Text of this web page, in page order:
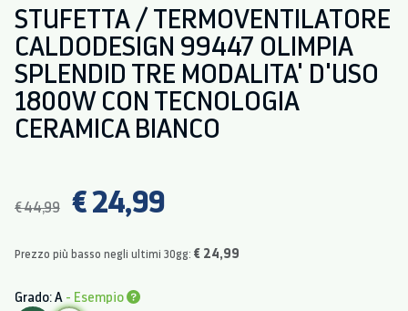
STUFETTA / TERMOVENTILATORE
CALDODESIGN 99447 OLIMPIA
SPLENDID TRE MODALITA' D'USO
1800W CON TECNOLOGIA
CERAMICA BIANCO
€ 44,99 € 24,99
Prezzo più basso negli ultimi 30gg: € 24,99
Grado: A - Esempio